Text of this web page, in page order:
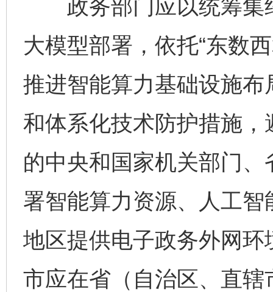
政务部门应以统筹集
大模型部署，依托“东数
推进智能算力基础设施
和体系化技术防护措施，
的中央和国家机关部门
署智能算力资源、人工
地区提供电子政务外网
市应在省（自治区、直